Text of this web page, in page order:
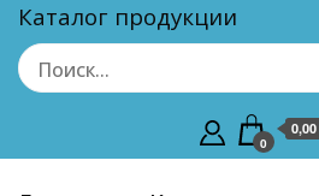
Каталог продукции
0